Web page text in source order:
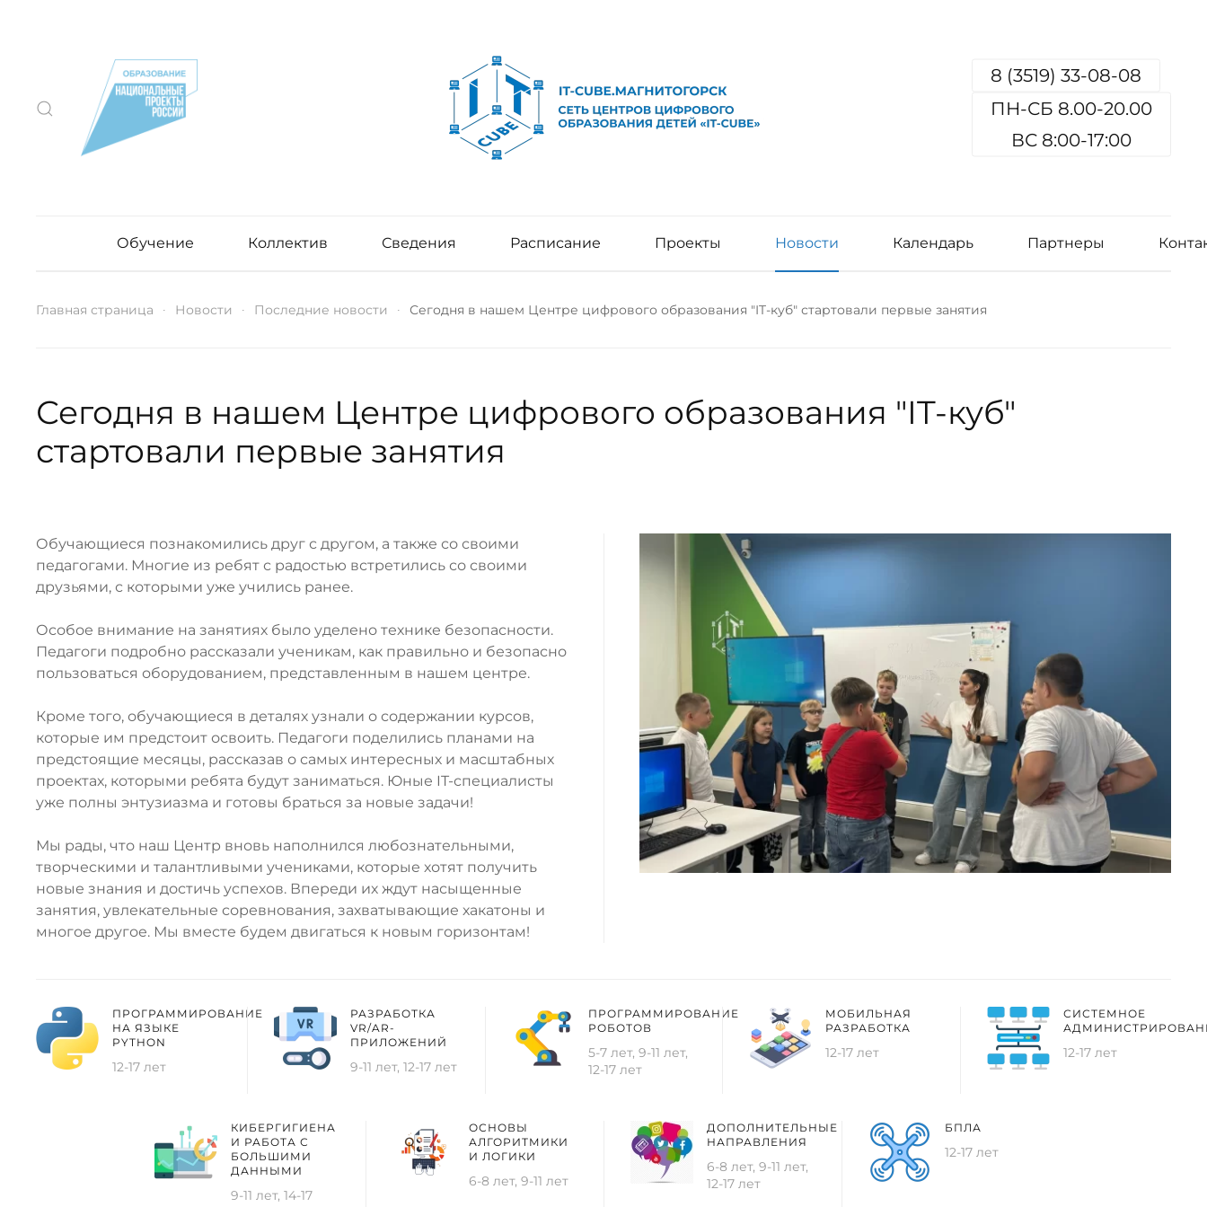
8 (3519) 33-08-08
ПН-СБ 8.00-20.00
ВС 8:00-17:00
Обучение Коллектив Сведения Расписание Проекты Новости Календарь Партнеры
Главная страница Новости Последние новости Сегодня в нашем Центре цифрового образования "IT-куб" стартовали первые занятия
Сегодня в нашем Центре цифрового образования "IT-куб"
стартовали первые занятия
Обучающиеся познакомились друг с другом, а также со своими
педагогами. Многие из ребят с радостью встретились со своими
друзьями, с которыми уже учились ранее.
Особое внимание на занятиях было уделено технике безопасности.
Педагоги подробно рассказали ученикам, как правильно и безопасно
пользоваться оборудованием, представленным в нашем центре.
Кроме того, обучающиеся в деталях узнали о содержании курсов,
которые им предстоит освоить. Педагоги поделились планами на
предстоящие месяцы, рассказав о самых интересных и масштабных
проектах, которыми ребята будут заниматься. Юные IT-специалисты
уже полны энтузиазма и готовы браться за новые задачи!
Мы рады, что наш Центр вновь наполнился любознательными,
творческими и талантливыми учениками, которые хотят получить
новые знания и достичь успехов. Впереди их ждут насыщенные
занятия, увлекательные соревнования, захватывающие хакатоны и
многое другое. Мы вместе будем двигаться к новым горизонтам!
ПРОГРАММИРОВАНИЕ
НА ЯЗЫКЕ
PYTHON
12-17 лет
РАЗРАБОТКА
VR/AR-
ПРИЛОЖЕНИЙ
9-11 лет, 12-17 лет
ПРОГРАММИРОВАНИЕ
РОБОТОВ
5-7 лет, 9-11 лет,
12-17 лет
МОБИЛЬНАЯ
РАЗРАБОТКА
12-17 лет
СИСТЕМНОЕ
12-17 лет
КИБЕРГИГИЕНА
И РАБОТА С
БОЛЬШИМИ
ДАННЫМИ
9-11 лет, 14-17
ОСНОВЫ
АЛГОРИТМИКИ
И ЛОГИКИ
6-8 лет, 9-11 лет
ДОПОЛНИТЕЛЬНЫЕ
НАПРАВЛЕНИЯ
6-8 лет, 9-11 лет,
12-17 лет
БПЛА
12-17 лет